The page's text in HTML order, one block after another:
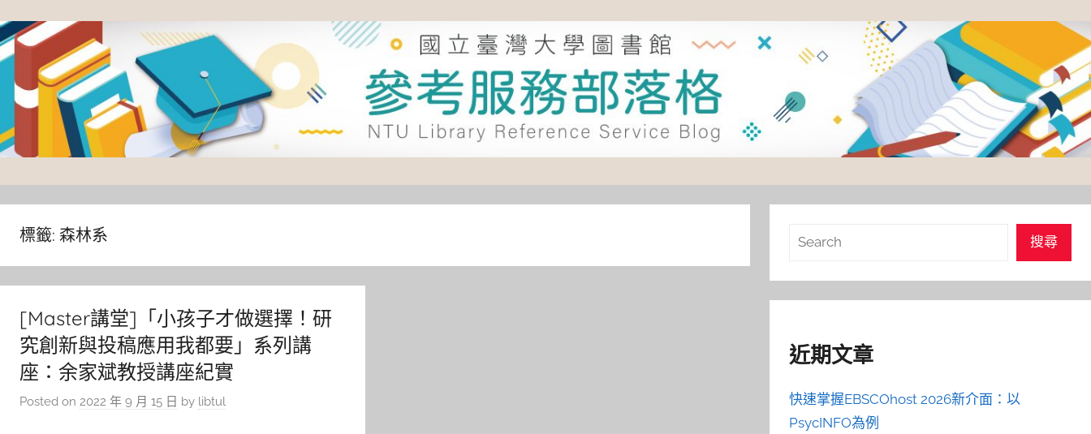
to
content
灣
圖
標籤: 森林系
[Master講堂]「小孩子才做選擇！研
究創新與投稿應用我都要」系列講
座：余家斌教授講座紀實
Posted on 2022 年 9 月 15 日 by libtul
搜
搜尋
近期文章
快速掌握EBSCOhost 2026新介面：以
PsycINFO為例